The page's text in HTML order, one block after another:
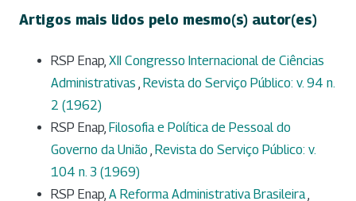
Artigos mais lidos pelo mesmo(s) autor(es)
RSP Enap, XII Congresso Internacional de Ciências
Administrativas Revista do Serviço Público: v. 94 n.
2 (1962)
RSP Enap, Filosofia e Política de Pessoal do
Governo da União Revista do Serviço Público: v.
104 n. 3 (1969)
RSP Enap, A Reforma Administrativa Brasileira